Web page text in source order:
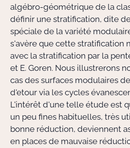
algébro-géométrique de la
définir une stratification, dite
spéciale de la variété
s'avère que cette stratification
avec la stratification par la
et E. Goren. Nous illustrerons
cas des surfaces modulaires
d'etour via les cycles
L'intérêt d'une telle étude est
un peu fines habituelles, très
bonne réduction, deviennent
en places de mauvaise